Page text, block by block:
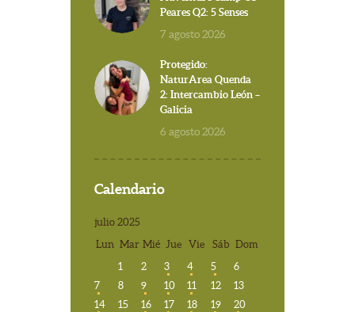
Peares Q2: 5 Senses
7 agosto 2026
Protegido:
NaturArea Quenda
2: Intercambio León –
Galicia
6 agosto 2026
Calendario
julio 2025
Lun Mar Mié Jue Vie Sáb Dom
1
2 3 4 5
6
7
8 9 10 11 12
13
14
15 16 17 18 19
20